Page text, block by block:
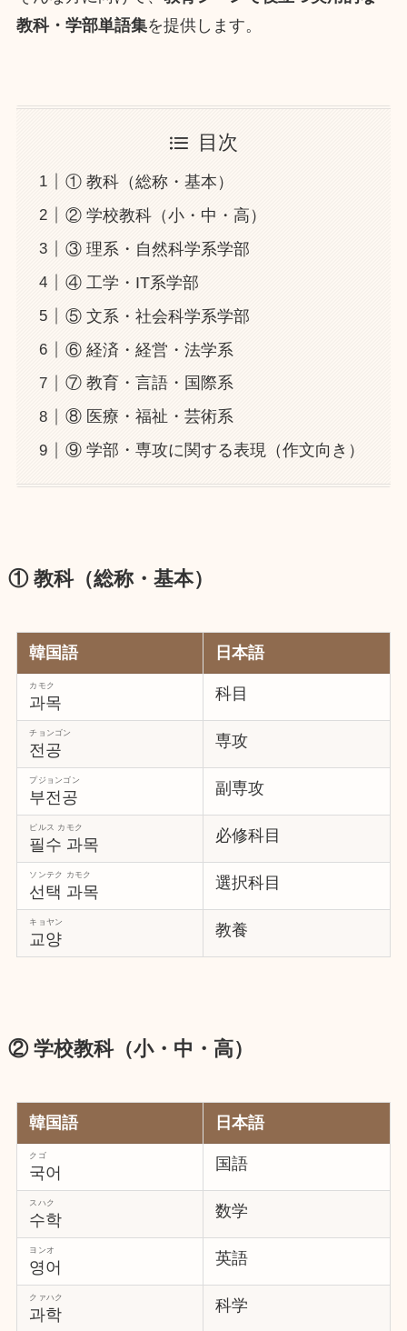
教科・学部単語集を提供します。
目次
① 教科（総称・基本）
② 学校教科（小・中・高）
③ 理系・自然科学系学部
④ 工学・IT系学部
⑤ 文系・社会科学系学部
⑥ 経済・経営・法学系
⑦ 教育・言語・国際系
⑧ 医療・福祉・芸術系
⑨ 学部・専攻に関する表現（作文向き）
① 教科（総称・基本）
韓国語 日本語
과목
カモク 科目
전공
チョンゴン 専攻
부전공
プジョンゴン 副専攻
필수 과목
ピルス カモク 必修科目
선택 과목
ソンテク カモク 選択科目
교양
キョヤン 教養
② 学校教科（小・中・高）
韓国語 日本語
국어
クゴ 国語
수학
スハク 数学
영어
ヨンオ 英語
과학
クァハク 科学